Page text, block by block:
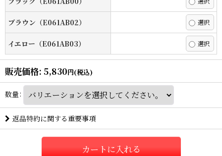
ブラウン（E061AB02）
イエロー（E061AB03）
販売価格: 5,830円(税込)
数量:
返品特約に関する重要事項
カートに入れる